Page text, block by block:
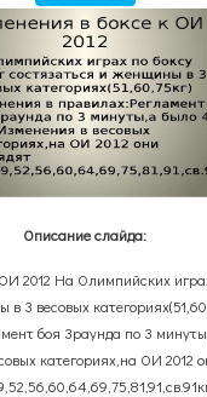
Описание слайда:
2012 На Олимпийских
в 3 весовых
боя 3раунда по 3
категориях,на ОИ 2012